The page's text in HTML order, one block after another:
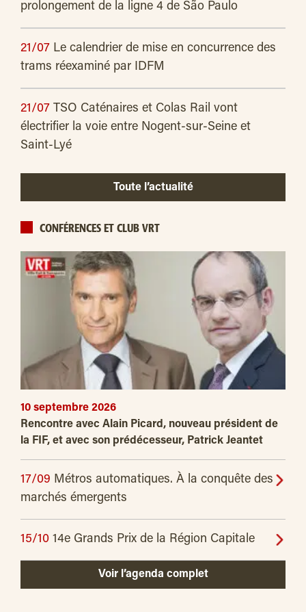
prolongement de la ligne 4 de São Paulo
21/07 Le calendrier de mise en concurrence des
trams réexaminé par IDFM
21/07 TSO Caténaires et Colas Rail vont
électrifier la voie entre Nogent-sur-Seine et
Saint-Lyé
Toute l’actualité
CONFÉRENCES ET CLUB VRT
10 septembre 2026
Rencontre avec Alain Picard, nouveau président de
la FIF, et avec son prédécesseur, Patrick Jeantet
17/09 Métros automatiques. À la conquête des
marchés émergents
15/10 14e Grands Prix de la Région Capitale
Voir l’agenda complet